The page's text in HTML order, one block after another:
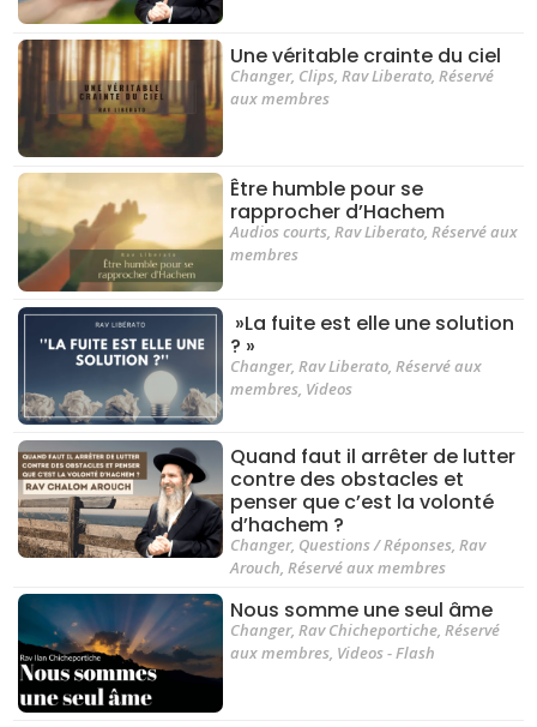
Une véritable crainte du ciel
Changer, Clips,Rav Liberato,Réservé
aux membres
Être humble pour se
rapprocher d’Hachem
Audios courts,Rav Liberato,Réservé aux
membres
»La fuite est elle une solution
? »
Changer,Rav Liberato,Réservé aux
membres, Videos
Quand faut il arrêter de lutter
contre des obstacles et
penser que c’est la volonté
d’hachem ?
Changer, Questions / Réponses,Rav
Arouch,Réservé aux membres
Nous somme une seul âme
Changer,Rav Chicheportiche,Réservé
aux membres, Videos - Flash